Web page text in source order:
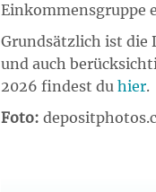
Einkommensgruppe
Grundsätzlich ist die
und auch
2026 findest du hier.
Foto: